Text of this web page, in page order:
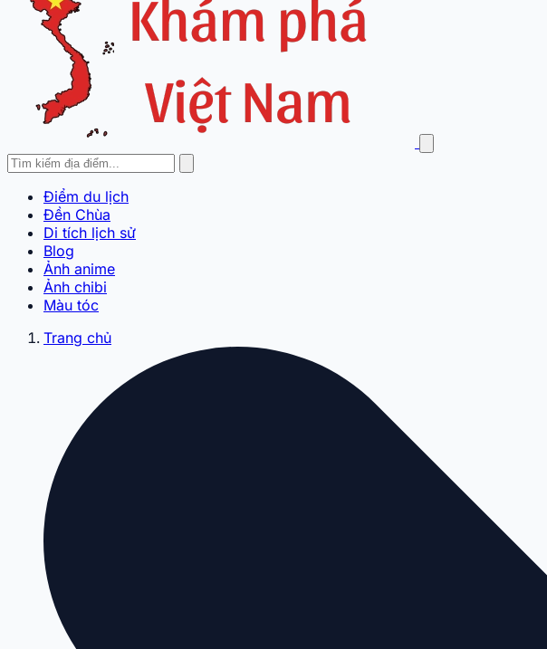
Điểm du lịch
Đền Chùa
Di tích lịch sử
Blog
Ảnh anime
Ảnh chibi
Màu tóc
Trang chủ